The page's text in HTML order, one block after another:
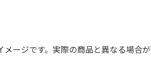
メージです。実際の商品と異なる場合が